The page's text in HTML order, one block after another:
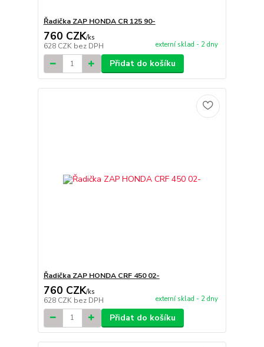
Řadička ZAP HONDA CR 125 90-
760 CZK/ks
628 CZK bez DPH externí sklad - 2 dny
Přidat do košíku
Řadička ZAP HONDA CRF 450 02-
760 CZK/ks
628 CZK bez DPH externí sklad - 2 dny
Přidat do košíku